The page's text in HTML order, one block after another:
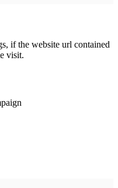
if the website url contained
visit.